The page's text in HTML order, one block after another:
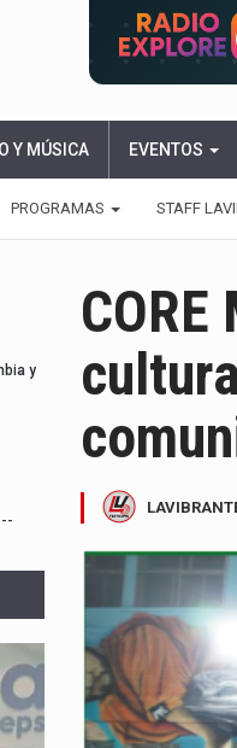
Y MÚSICA EVENTOS
PROGRAMAS STAFF
y